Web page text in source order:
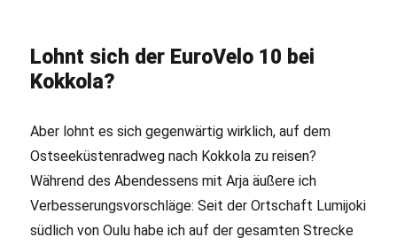
Lohnt sich der EuroVelo 10 bei
Kokkola?
Aber lohnt es sich gegenwärtig wirklich, auf dem
Ostseeküstenradweg nach Kokkola zu reisen?
Während des Abendessens mit Arja äußere ich
Verbesserungsvorschläge: Seit der Ortschaft Lumijoki
südlich von Oulu habe ich auf der gesamten Strecke